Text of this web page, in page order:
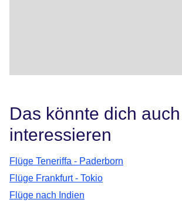
Das könnte dich auch
interessieren
Flüge Teneriffa - Paderborn
Flüge Frankfurt - Tokio
Flüge nach Indien